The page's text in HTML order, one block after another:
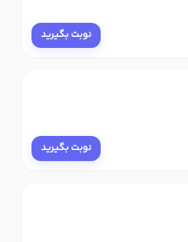
نوبت بگیرید
نوبت بگیرید